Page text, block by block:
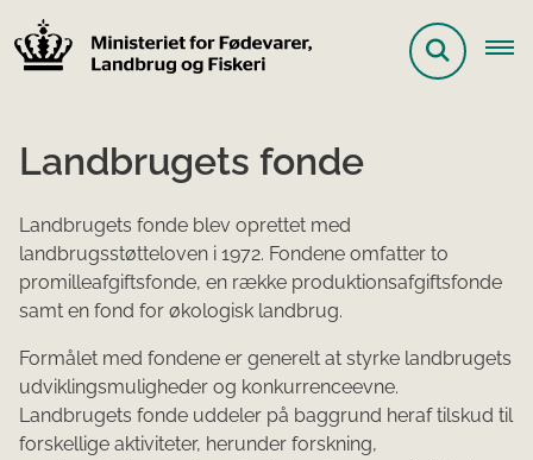
Landbrugets fonde
Landbrugets fonde blev oprettet med
landbrugsstøtteloven i 1972. Fondene omfatter to
promilleafgiftsfonde, en række produktionsafgiftsfonde
samt en fond for økologisk landbrug.
Formålet med fondene er generelt at styrke landbrugets
udviklingsmuligheder og konkurrenceevne.
Landbrugets fonde uddeler på baggrund heraf tilskud til
forskellige aktiviteter, herunder forskning,